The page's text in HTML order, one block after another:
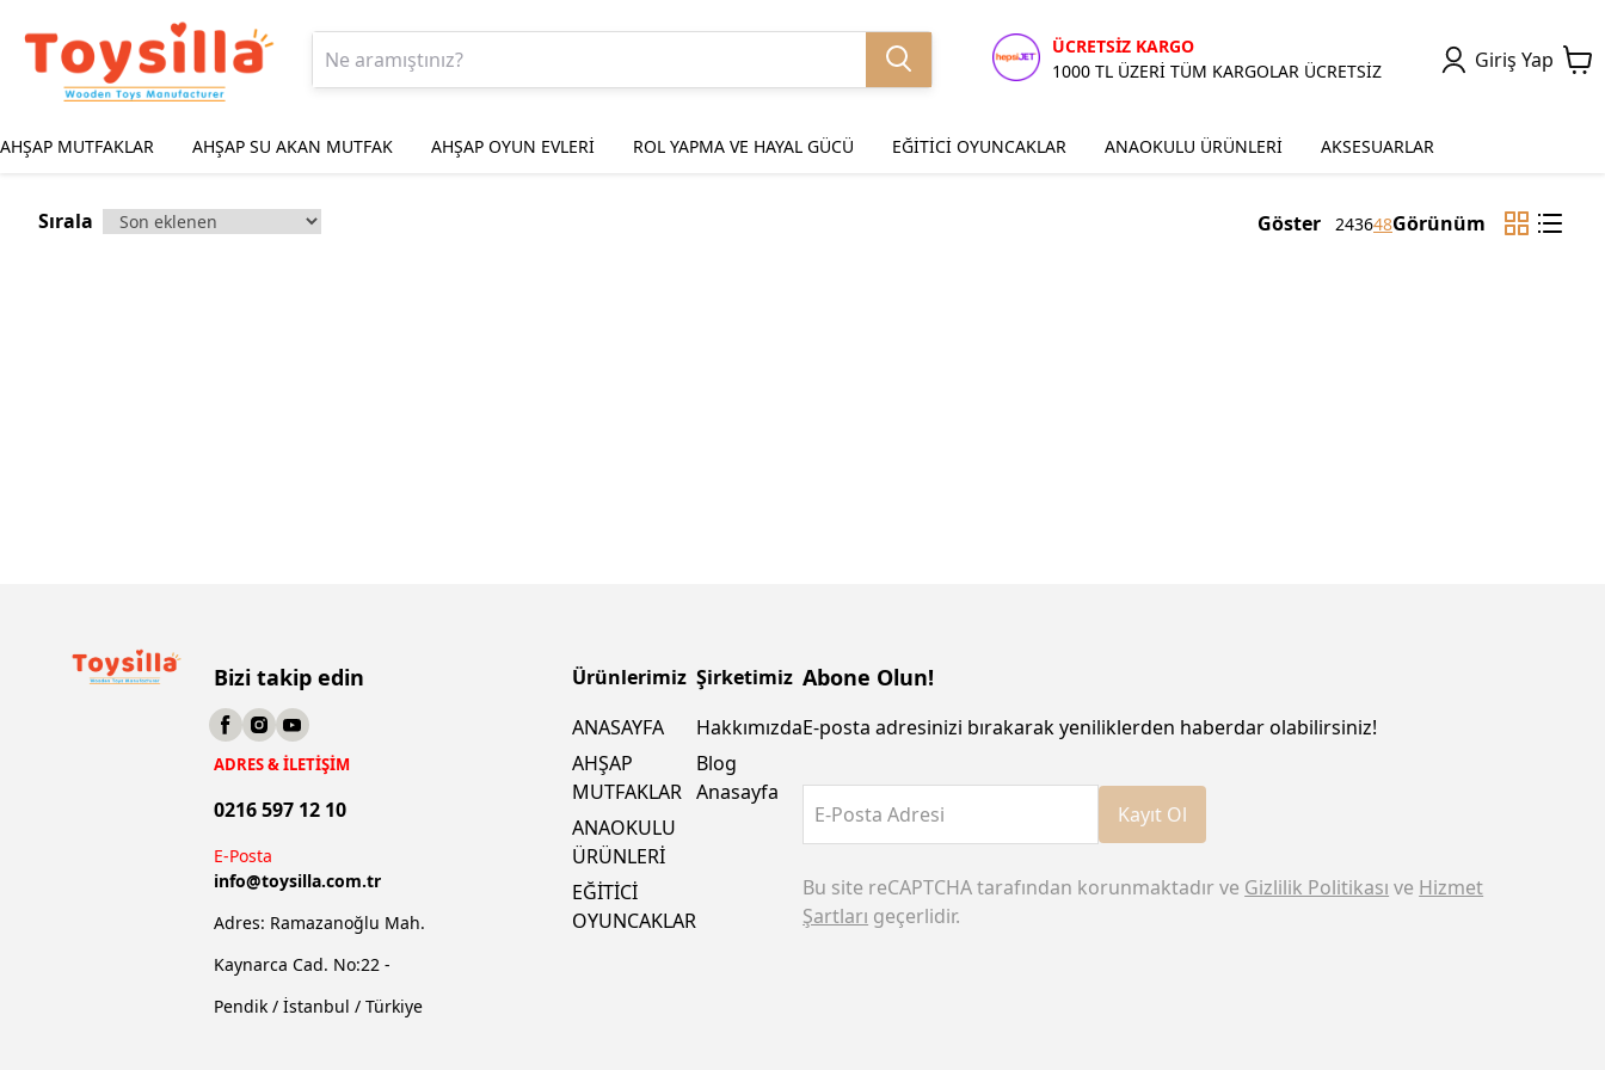
ÜCRETSİZ KARGO
1000 TL ÜZERİ TÜM KARGOLAR ÜCRETSİZ
Giriş Yap
AHŞAP MUTFAKLAR AHŞAP SU AKAN MUTFAK AHŞAP OYUN EVLERİ ROL YAPMA VE HAYAL GÜCÜ EĞİTİCİ OYUNCAKLAR ANAOKULU ÜRÜNLERİ AKSESUARLAR
Sırala Göster 243648Görünüm
Bizi takip edin
ADRES & İLETİŞİM
0216 597 12 10
E-Posta
info@toysilla.com.tr
Adres: Ramazanoğlu Mah.
Kaynarca Cad. No:22 -
Pendik / İstanbul / Türkiye
Ürünlerimiz
ANASAYFA
AHŞAP
MUTFAKLAR
ANAOKULU
ÜRÜNLERİ
EĞİTİCİ
OYUNCAKLAR
Şirketimiz
Hakkımızda
Blog
Anasayfa
Abone Olun!
E-posta adresinizi bırakarak yeniliklerden haberdar olabilirsiniz!
E-Posta Adresi Kayıt Ol
Bu site reCAPTCHA tarafından korunmaktadır ve Gizlilik Politikası ve Hizmet
Şartları geçerlidir.